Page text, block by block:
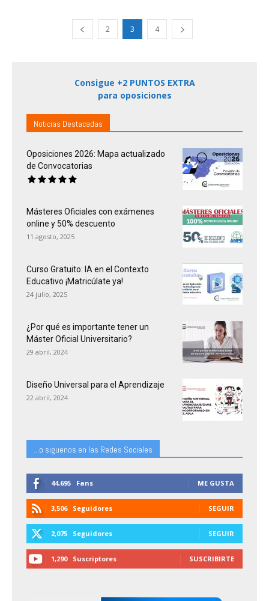
2 3 4
Consigue +2 PUNTOS EXTRA
para oposiciones
Noticias Destacadas
Oposiciones 2026: Mapa actualizado
de Convocatorias
Másteres Oficiales con exámenes
online y 50% descuento
11 agosto, 2025
Curso Gratuito: IA en el Contexto
Educativo ¡Matricúlate ya!
24 julio, 2025
¿Por qué es importante tener un
Máster Oficial Universitario?
29 abril, 2024
Diseño Universal para el Aprendizaje
22 abril, 2024
...o siguenos en las Redes Sociales
44,695 Fans ME GUSTA
3,506 Seguidores SEGUIR
2,075 Seguidores SEGUIR
1,290 Suscriptores SUSCRIBIRTE